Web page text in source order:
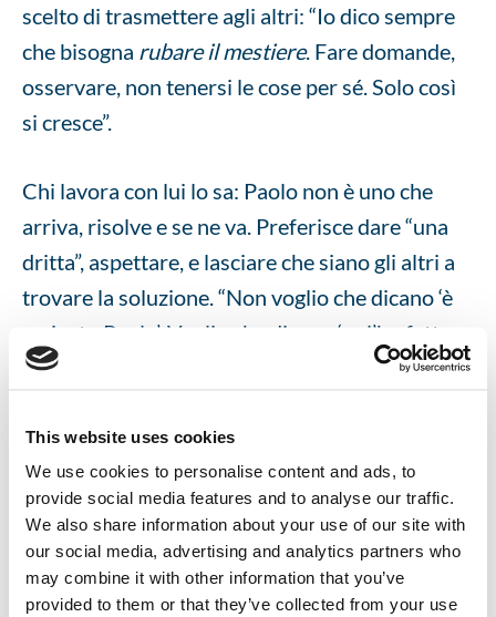
This website uses cookies
We use cookies to personalise content and ads, to
provide social media features and to analyse our traffic.
We also share information about your use of our site with
our social media, advertising and analytics partners who
may combine it with other information that you’ve
provided to them or that they’ve collected from your use
scelto di trasmettere agli altri: “Io dico sempre
che bisogna rubare il mestiere. Fare domande,
osservare, non tenersi le cose per sé. Solo così
si cresce”.
Chi lavora con lui lo sa: Paolo non è uno che
arriva, risolve e se ne va. Preferisce dare “una
dritta”, aspettare, e lasciare che siano gli altri a
trovare la soluzione. “Non voglio che dicano ‘è
arrivato Paolo’. Voglio che dicano ‘ce l’ho fatta
io’.”
nell’Academy di Servizi Italia
contribuisce a formare nuovi manutentori e
trasmettere alle nuove generazioni quel sapere
pratico che nasce dall’esperienza e dall’ascolto.